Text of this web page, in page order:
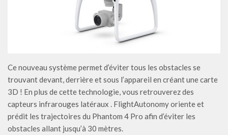
Ce nouveau système permet d’éviter tous les obstacles se
trouvant devant, derrière et sous l’appareil en créant une carte
3D ! En plus de cette technologie, vous retrouverez des
capteurs infrarouges latéraux . FlightAutonomy oriente et
prédit les trajectoires du Phantom 4 Pro afin d’éviter les
obstacles allant jusqu’à 30 mètres.